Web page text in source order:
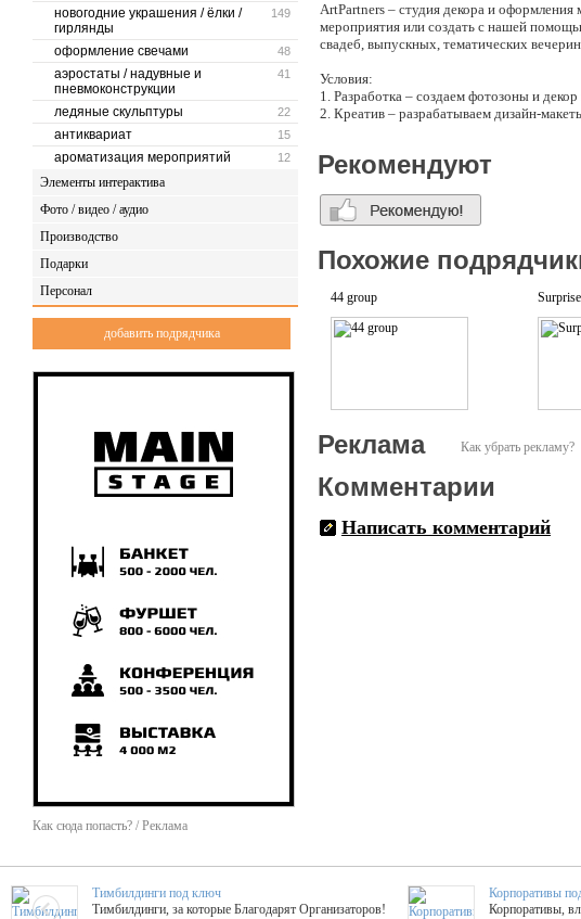
149
новогодние украшения / ёлки /
гирлянды
48
оформление свечами
41
аэростаты / надувные и
пневмоконструкции
22
ледяные скульптуры
15
антиквариат
12
ароматизация мероприятий
Элементы интерактива
Фото / видео / аудио
Производство
Подарки
Персонал
добавить подрядчика
Как сюда попасть? / Реклама
ArtPartners – студия декора и
мероприятия или создать с нашей
свадеб, выпускных, тематических
Условия:
1. Разработка – создаем фотозоны и
2. Креатив – разрабатываем дизайн-
Свяжитесь с нами, и мы создадим яркий
Рекомендуют
Похожие
44 group Surprise
Как убрать рекламу?
Реклама
Комментарии
Написать комментарий
Тимбилдинги под ключ
Тимбилдинги, за которые Благодарят Организаторов!
Корпоративы
Корпоративы,